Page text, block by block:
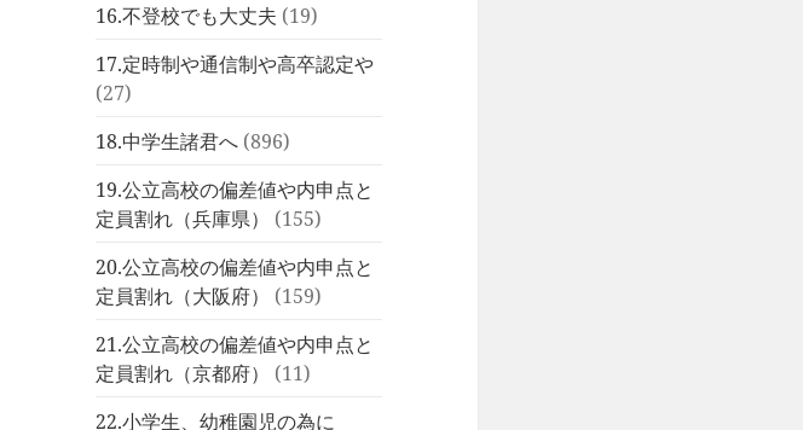
16.不登校でも大丈夫 (19)
17.定時制や通信制や高卒認定や
(27)
18.中学生諸君へ (896)
19.公立高校の偏差値や内申点と
定員割れ（兵庫県）
(155)
20.公立高校の偏差値や内申点と
定員割れ（大阪府）
(159)
21.公立高校の偏差値や内申点と
定員割れ（京都府）
(11)
22.小学生、幼稚園児の為に